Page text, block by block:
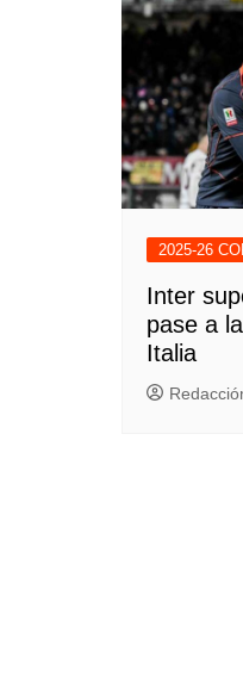
2025-26
Inter
pase a
Italia